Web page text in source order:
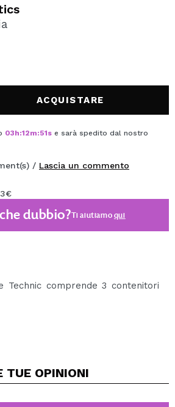
Maquibeauty.it potrai fare i tuoi
controllare lo stato dei tuoi ordini e
precedenti.
UN ACCOUNT
ACQUISTARE
03h:12m:50s e sarà spedito dal nostro
/ Lascia un commento
dubbio?Ti aiutiamoqui
comprende 3 contenitori
trasparente, totalmente invisibile.
TUE OPINIONI